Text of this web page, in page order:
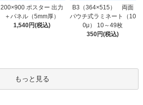
200×900 ポスター 出力
＋パネル（5mm厚）
1,540円(税込)
B3（364×515） 両面
パウチ式ラミネート（10
0μ） 10～49枚
350円(税込)
もっと見る